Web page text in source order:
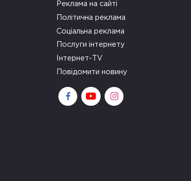
Реклама на сайті
Політична реклама
Соціальна реклама
Послуги інтернету
Інтернет-TV
Повідомити новину